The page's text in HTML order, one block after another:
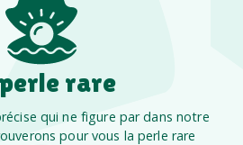
rare
qui ne figure par dans notre
pour vous la perle rare